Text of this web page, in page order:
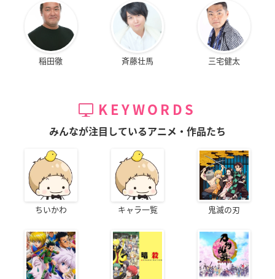
稲田徹 斉藤壮馬 三宅健太
KEYWORDS
みんなが注目しているアニメ・作品たち
ちいかわ キャラ一覧 鬼滅の刃